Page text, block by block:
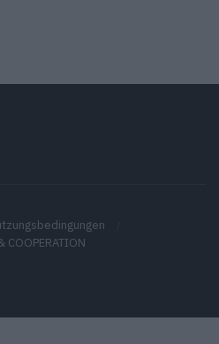
COOPERATION